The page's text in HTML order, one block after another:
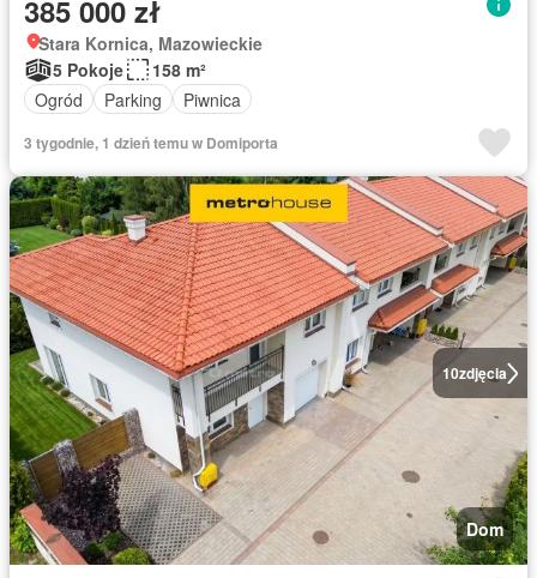
385 000 zł
Stara Kornica, Mazowieckie
5 Pokoje
158 m²
Ogród
Parking Piwnica
3 tygodnie, 1 dzień temu w Domiporta
10zdjęcia
Dom